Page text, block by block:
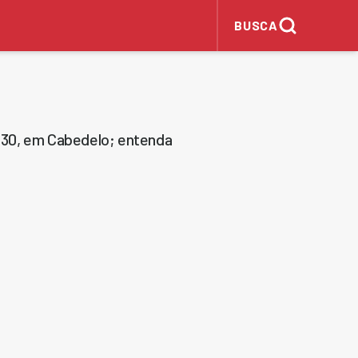
BUSCA
em Cabedelo; entenda